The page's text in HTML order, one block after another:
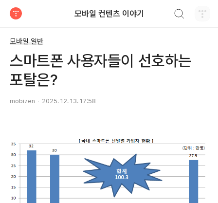
모바일 컨텐츠 이야기
모바일 일반
스마트폰 사용자들이 선호하는
포탈은?
mobizen 2025. 12. 13. 17:58